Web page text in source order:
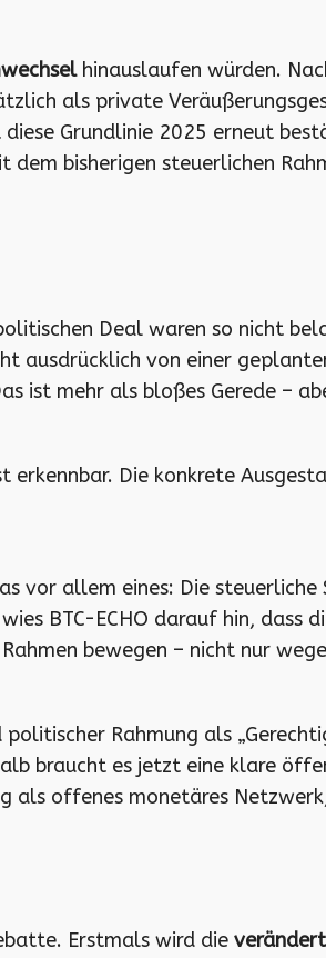
hinauslaufen würden.
als private
Grundlinie 2025 erneut
dem bisherigen steuerlichen
Deal waren so nicht
ausdrücklich von einer
ist mehr als bloßes Gerede –
erkennbar. Die konkrete
vor allem eines: Die steuerliche
BTC-ECHO darauf hin, dass
bewegen – nicht nur
Rahmung als
braucht es jetzt eine klare
als offenes monetäres
Erstmals wird die